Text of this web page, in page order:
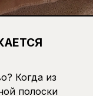
Когда из
полоски